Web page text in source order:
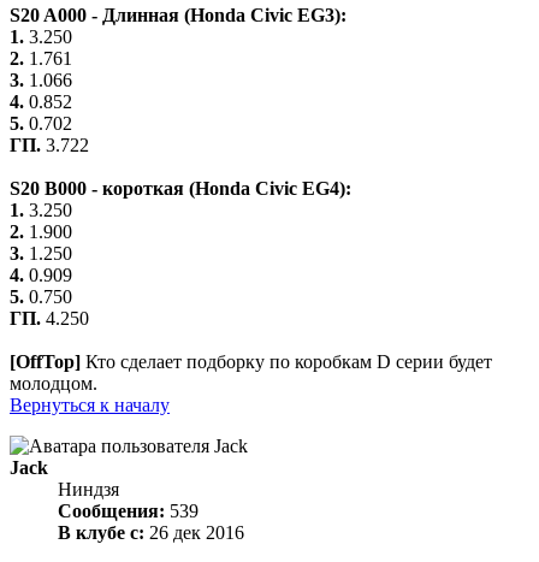
S20 A000 - Длинная (Honda Civic EG3):
1. 3.250
2. 1.761
3. 1.066
4. 0.852
5. 0.702
ГП. 3.722
S20 B000 - короткая (Honda Civic EG4):
1. 3.250
2. 1.900
3. 1.250
4. 0.909
5. 0.750
ГП. 4.250
[OffTop] Кто сделает подборку по коробкам D серии будет
молодцом.
Вернуться к началу
Jack
Ниндзя
Сообщения: 539
В клубе с: 26 дек 2016